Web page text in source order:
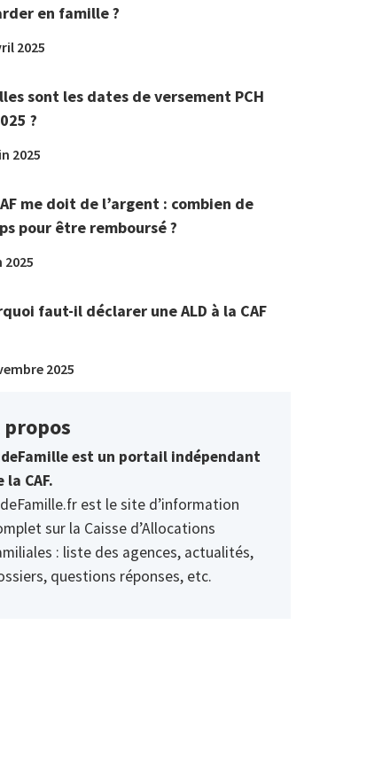
en famille ?
2025
sont les dates de versement PCH
?
2025
me doit de l’argent : combien de
pour être remboursé ?
2025
faut-il déclarer une ALD à la CAF
2025
propos
est un portail indépendant
la CAF.
est le site d’information
sur la Caisse d’Allocations
: liste des agences, actualités,
questions réponses, etc.